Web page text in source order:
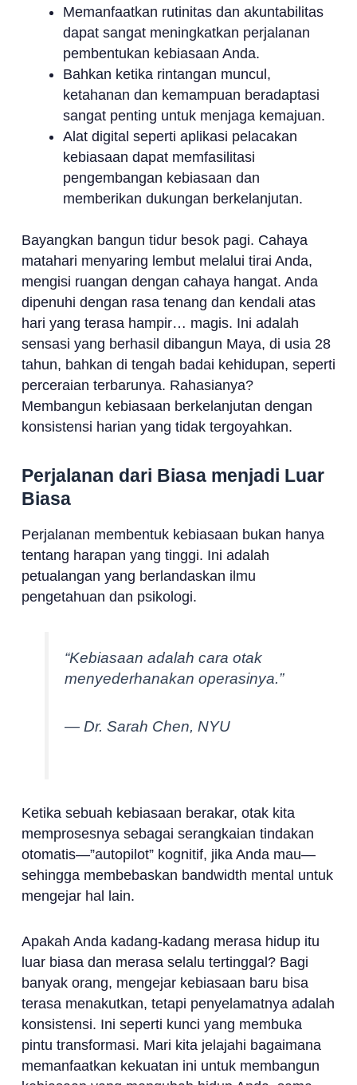
Memanfaatkan rutinitas dan akuntabilitas
dapat sangat meningkatkan perjalanan
pembentukan kebiasaan Anda.
Bahkan ketika rintangan muncul,
ketahanan dan kemampuan beradaptasi
sangat penting untuk menjaga kemajuan.
Alat digital seperti aplikasi pelacakan
kebiasaan dapat memfasilitasi
pengembangan kebiasaan dan
memberikan dukungan berkelanjutan.
Bayangkan bangun tidur besok pagi. Cahaya
matahari menyaring lembut melalui tirai Anda,
mengisi ruangan dengan cahaya hangat. Anda
dipenuhi dengan rasa tenang dan kendali atas
hari yang terasa hampir… magis. Ini adalah
sensasi yang berhasil dibangun Maya, di usia 28
tahun, bahkan di tengah badai kehidupan, seperti
perceraian terbarunya. Rahasianya?
Membangun kebiasaan berkelanjutan dengan
konsistensi harian yang tidak tergoyahkan.
Perjalanan dari Biasa menjadi Luar
Biasa
Perjalanan membentuk kebiasaan bukan hanya
tentang harapan yang tinggi. Ini adalah
petualangan yang berlandaskan ilmu
pengetahuan dan psikologi.
“Kebiasaan adalah cara otak
menyederhanakan operasinya.”
— Dr. Sarah Chen, NYU
Ketika sebuah kebiasaan berakar, otak kita
memprosesnya sebagai serangkaian tindakan
otomatis—”autopilot” kognitif, jika Anda mau—
sehingga membebaskan bandwidth mental untuk
mengejar hal lain.
Apakah Anda kadang-kadang merasa hidup itu
luar biasa dan merasa selalu tertinggal? Bagi
banyak orang, mengejar kebiasaan baru bisa
terasa menakutkan, tetapi penyelamatnya adalah
konsistensi. Ini seperti kunci yang membuka
pintu transformasi. Mari kita jelajahi bagaimana
memanfaatkan kekuatan ini untuk membangun